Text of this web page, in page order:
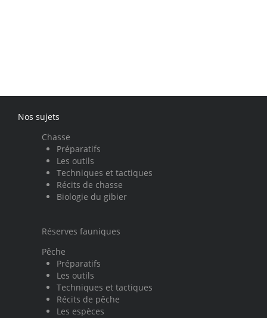
Nos sujets
Chasse
Préparatifs
Les outils
Techniques et tactiques
Récits de chasse
Biologie du gibier
Réserves fauniques
Pêche
Préparatifs
Les outils
Techniques et tactiques
Récits de pêche
Les espèces